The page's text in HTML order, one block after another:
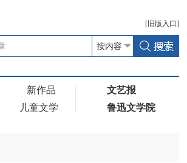
[ 旧版 入口]
新作品
儿童文学
文艺报
鲁迅文学院